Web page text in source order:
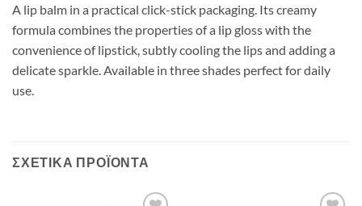
A lip balm in a practical click-stick packaging. Its creamy
formula combines the properties of a lip gloss with the
convenience of lipstick, subtly cooling the lips and adding a
delicate sparkle. Available in three shades perfect for daily
use.
ΣΧΕΤΙΚΆ ΠΡΟΪΌΝΤΑ